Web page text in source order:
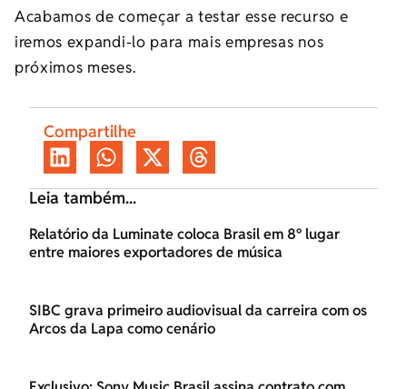
Acabamos de começar a testar esse recurso e
iremos expandi-lo para mais empresas nos
próximos meses.
Compartilhe
Leia também...
Relatório da Luminate coloca Brasil em 8º lugar
entre maiores exportadores de música
SIBC grava primeiro audiovisual da carreira com os
Arcos da Lapa como cenário